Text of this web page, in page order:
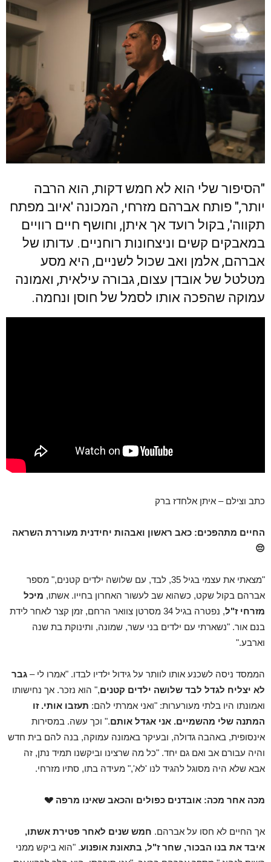
"הסיפור שלי הוא לא חמש דקות, הוא הרבה
יותר," פותח אברהם מזרחי, המכונה 'איוב מפתח
תקווה', בקול רועד אך איתן, וחושף חיים רוויים
במאבקים קשים וניצחונות רוחניים. עדותו של
אברהם, אלמן ואב שכול לשניים, היא מסע
מטלטל של אובדן עצום, גבורה עילאית, ואמונה
עמוקה שהפכה אותו לסמל של חוסן ונחמה.
כתב וצילם – איתן אלחדז ברק
החיים מתהפכים: כאב ראשון ואבהות יחידנית מעוררת השראה
😔
"מצאתי את עצמי בגיל 35, לבד, עם שלושה ילדים קטנים," מספר
אברהם בקול שקט, כשהוא שב לעשור האחרון בחייו. אשתו, מיכל
מזרחי ז"ל
, נפטרה בגיל 34 מסרטן צוואר הרחם, זמן קצר לאחר לידת
בנם אור. "נשארתי עם ילדים בני עשר, שמונה, ותינוקת בת שנה
וארבע."
הממסד ניסה לשכנע אותו לוותר על גידול ילדיו לבדו. "אמרו לי – גבר
לא יצליח לגדל לבד שלושה ילדים קטנים," הוא נזכר. אך נחישותו
ואמונתו היו בלתי מעורערות: "ואני אמרתי להם: תעזבו אותי. זו
המתנה שלי מהשמיים. אני אגדל אותם." וכך עשה. במסירות
אינסופית, באהבה גדולה, ובעיקר באמונה עמוקה, בנה להם בית חדש
והיה עבורם אב ואם גם יחד. "כל מה שרצינו וביקשנו תמיד נתן, זה
אבא שלא היה מסוגל להגיד לנו 'לא'," מעידה בתו, סתיו מזרחי.
מכה אחר מכה: אובדנים כפולים והכאב שאינו מרפה 💔
אך החיים לא חסו על אברהם. חמש שנים לאחר פטירת אשתו,
איבד את בנו הבכור, שחר ז"ל, בתאונת אופנוע. "הוא ביקש ממני